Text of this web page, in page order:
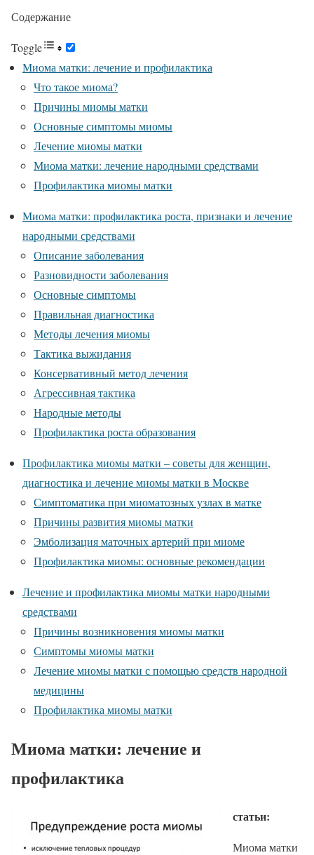
Содержание
Toggle
Миома матки: лечение и профилактика
Что такое миома?
Причины миомы матки
Основные симптомы миомы
Лечение миомы матки
Миома матки: лечение народными средствами
Профилактика миомы матки
Миома матки: профилактика роста, признаки и лечение
народными средствами
Описание заболевания
Разновидности заболевания
Основные симптомы
Правильная диагностика
Методы лечения миомы
Тактика выжидания
Консервативный метод лечения
Агрессивная тактика
Народные методы
Профилактика роста образования
Профилактика миомы матки – советы для женщин,
диагностика и лечение миомы матки в Москве
Симптоматика при миоматозных узлах в матке
Причины развития миомы матки
Эмболизация маточных артерий при миоме
Профилактика миомы: основные рекомендации
Лечение и профилактика миомы матки народными
средствами
Причины возникновения миомы матки
Симптомы миомы матки
Лечение миомы матки с помощью средств народной
медицины
Профилактика миомы матки
Миома матки: лечение и
профилактика
статьи:
Миома матки